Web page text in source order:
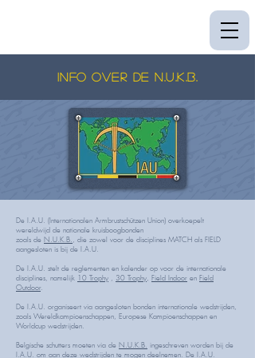
info over de N.U.K.B.
De I.A.U. (Internationalen Armbrustschützen Union) overkoepelt
wereldwijd de nationale kruisboogbonden
zoals de N.U.K.B., die zowel voor de disciplines MATCH als FIELD
aangesloten is bij de I.A.U.
De I.A.U. stelt de reglementen en kalender op voor de internationale
disciplines, namelijk 10 Trophy , 30 Trophy, Field Indoor en Field
Outdoor.
De I.A.U. organiseert via aangesloten bonden internationale wedstrijden,
zoals Wereldkampioenschappen, Europese Kampioenschappen en
Worldcup wedstrijden.
Belgische schutters moeten via de N.U.K.B. ingeschreven worden bij de
I.A.U. om aan deze wedstrijden te mogen deelnemen. De I.A.U.